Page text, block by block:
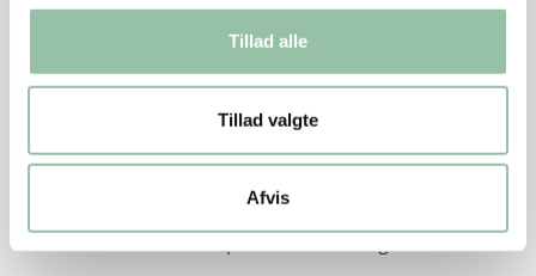
Tillad alle
Tillad valgte
Afvis
ved middel varme til der er ca. 1/3 tilbage.
Sigt saucen og kom den tilbage i gryden. Kog den
endnu lidt ind, hvis smagen skal være kraftigere og
konsistensen tykkere. Smag evt. til med lidt salt og